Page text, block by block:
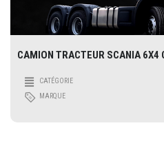
CAMION TRACTEUR SCANIA 6X4
CATÉGORIE
MARQUE